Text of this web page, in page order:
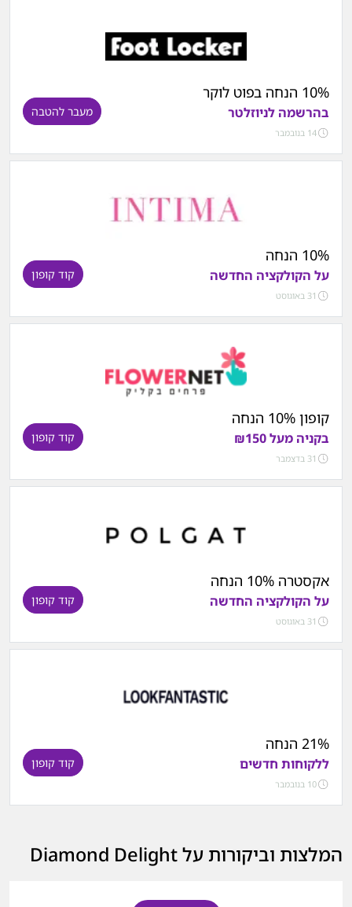
10% הנחה בפוט לוקר
בהרשמה לניוזלטר
14 בנובמבר
מעבר להטבה
10% הנחה
על הקולקציה החדשה
31 באוגוסט
קוד קופון
קופון 10% הנחה
בקניה מעל ₪150
31 בדצמבר
קוד קופון
אקסטרה 10% הנחה
על הקולקציה החדשה
31 באוגוסט
קוד קופון
21% הנחה
ללקוחות חדשים
10 בנובמבר
קוד קופון
המלצות וביקורות על Diamond Delight